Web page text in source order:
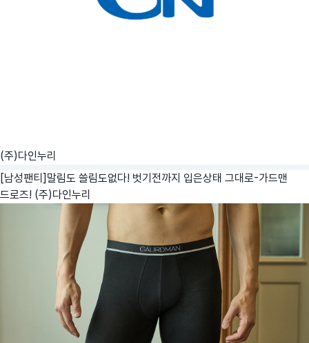
(주)다인누리
[남성팬티]말림도 쓸림도없다! 벗기전까지 입은상태 그대로-가드맨
드로즈! (주)다인누리